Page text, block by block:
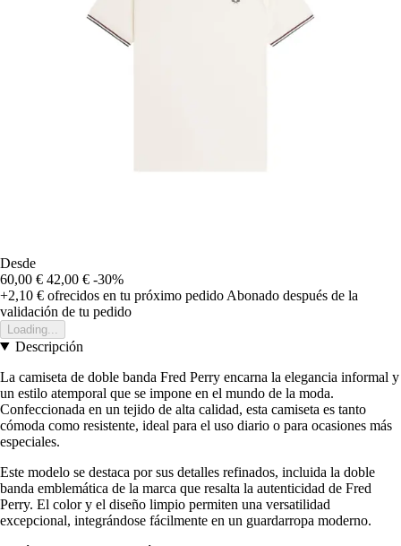
Desde
60,00 € 42,00 € -30%
+2,10 € ofrecidos en tu próximo pedido Abonado después de la
validación de tu pedido
Loading...
Descripción
La camiseta de doble banda Fred Perry encarna la elegancia informal y
un estilo atemporal que se impone en el mundo de la moda.
Confeccionada en un tejido de alta calidad, esta camiseta es tanto
cómoda como resistente, ideal para el uso diario o para ocasiones más
especiales.
Este modelo se destaca por sus detalles refinados, incluida la doble
banda emblemática de la marca que resalta la autenticidad de Fred
Perry. El color y el diseño limpio permiten una versatilidad
excepcional, integrándose fácilmente en un guardarropa moderno.